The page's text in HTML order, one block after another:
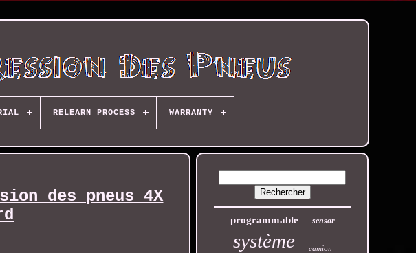
RELEARN PROCESS WARRANTY
des pneus 4X
programmable sensor
système camion